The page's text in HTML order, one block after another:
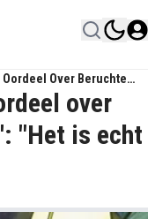
Over Beruchte
Echt Een Blunder!"
over
"Het is echt